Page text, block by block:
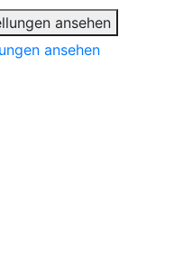
ansehen
ansehen